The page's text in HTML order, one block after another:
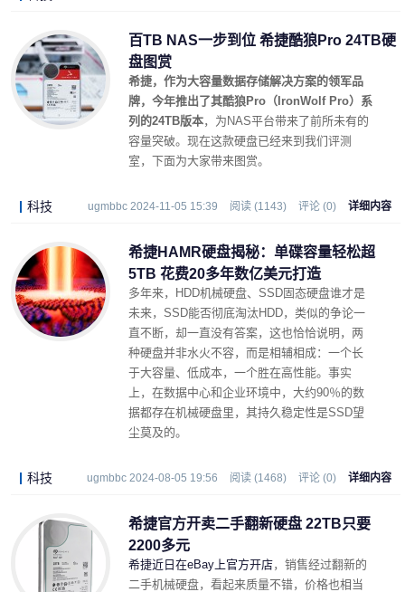
百TB NAS一步到位 希捷酷狼Pro 24TB硬
盘图赏
希捷，作为大容量数据存储解决方案的领军品
牌，今年推出了其酷狼Pro（IronWolf Pro）系
列的24TB版本，为NAS平台带来了前所未有的
容量突破。现在这款硬盘已经来到我们评测
室，下面为大家带来图赏。
科技 ugmbbc 2024-11-05 15:39 阅读 (1143) 评论 (0) 详细内容
希捷HAMR硬盘揭秘：单碟容量轻松超
5TB 花费20多年数亿美元打造
多年来，HDD机械硬盘、SSD固态硬盘谁才是
未来，SSD能否彻底淘汰HDD，类似的争论一
直不断，却一直没有答案，这也恰恰说明，两
种硬盘并非水火不容，而是相辅相成：一个长
于大容量、低成本，一个胜在高性能。事实
上，在数据中心和企业环境中，大约90％的数
据都存在机械硬盘里，其持久稳定性是SSD望
尘莫及的。
科技 ugmbbc 2024-08-05 19:56 阅读 (1468) 评论 (0) 详细内容
希捷官方开卖二手翻新硬盘 22TB只要
2200多元
希捷近日在eBay上官方开店，销售经过翻新的
二手机械硬盘，看起来质量不错，价格也相当